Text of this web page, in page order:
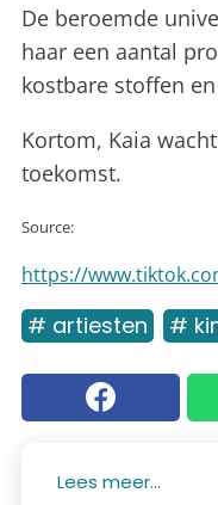
De beroemde
haar een aantal
kostbare stoffen
Kortom, Kaia
toekomst.
Source:
https://
# artiesten #
Lees meer...